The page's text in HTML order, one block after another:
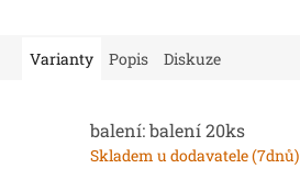
Varianty Popis Diskuze
balení: balení 20ks
Skladem u dodavatele (7dnů)